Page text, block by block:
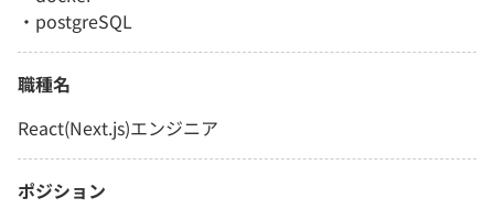
・postgreSQL
職種名
React(Next.js)エンジニア
ポジション